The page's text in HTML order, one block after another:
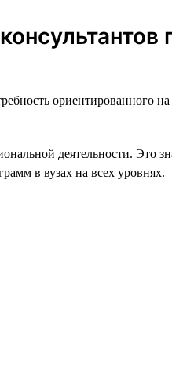
ориентированного на
деятельности. Это
в вузах на всех уровнях.